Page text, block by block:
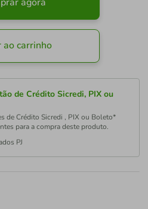
agora
ao carrinho
de Crédito Sicredi, PIX ou
de Crédito Sicredi , PIX ou Boleto*
para a compra deste produto.
PJ